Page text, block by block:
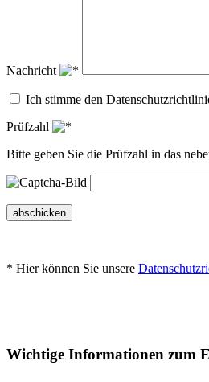
Nachricht
Ich stimme den
Prüfzahl
Bitte geben Sie die Prüfzahl in das
abschicken
* Hier können Sie unsere
Wichtige Informationen zum